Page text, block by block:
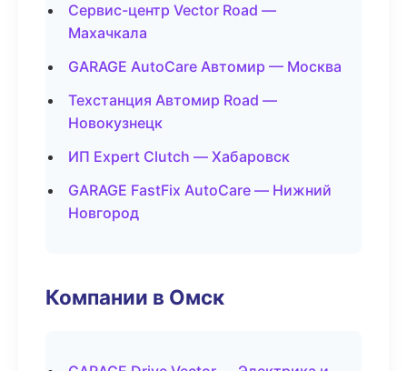
Сервис-центр Vector Road —
Махачкала
GARAGE AutoCare Автомир — Москва
Техстанция Автомир Road —
Новокузнецк
ИП Expert Clutch — Хабаровск
GARAGE FastFix AutoCare — Нижний
Новгород
Компании в Омск